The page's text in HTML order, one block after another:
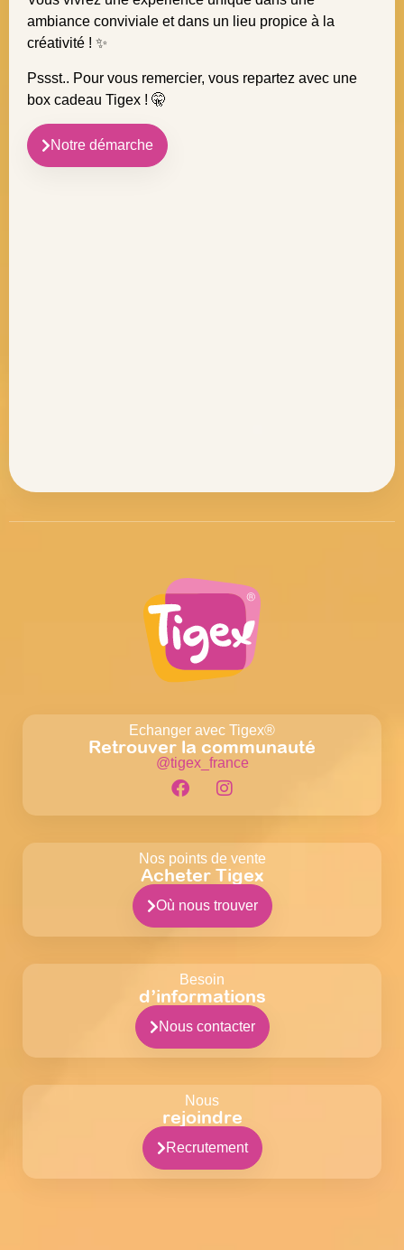
ambiance conviviale et dans un lieu propice à la
créativité ! ✨
Pssst.. Pour vous remercier, vous repartez avec une
box cadeau Tigex ! 🤫
Notre démarche
Echanger avec Tigex®
Retrouver la communauté
@tigex_france
Nos points de vente
Acheter Tigex
Où nous trouver
Besoin
d’informations
Nous contacter
Nous
rejoindre
Recrutement